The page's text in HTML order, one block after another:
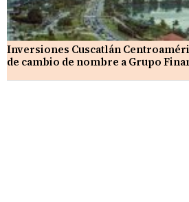
Inversiones Cuscatlán
de cambio de nombre a Grupo